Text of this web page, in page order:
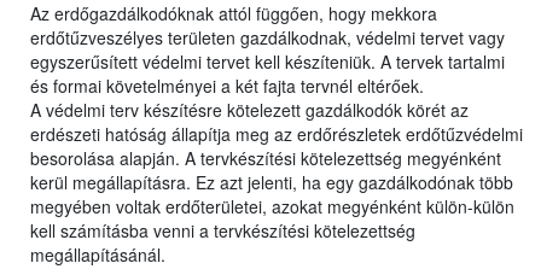
Az erdőgazdálkodóknak attól függően, hogy mekkora
erdőtűzveszélyes területen gazdálkodnak, védelmi tervet vagy
egyszerűsített védelmi tervet kell készíteniük. A tervek tartalmi
és formai követelményei a két fajta tervnél eltérőek.
A védelmi terv készítésre kötelezett gazdálkodók körét az
erdészeti hatóság állapítja meg az erdőrészletek erdőtűzvédelmi
besorolása alapján. A tervkészítési kötelezettség megyénként
kerül megállapításra. Ez azt jelenti, ha egy gazdálkodónak több
megyében voltak erdőterületei, azokat megyénként külön-külön
kell számításba venni a tervkészítési kötelezettség
megállapításánál.